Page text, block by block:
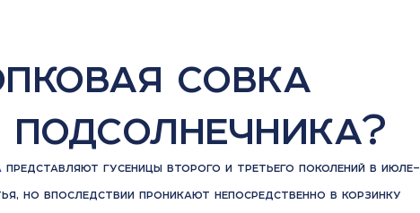
совка
представляют гусеницы второго и третьего поколений в июле–
но впоследствии проникают непосредственно в корзинку